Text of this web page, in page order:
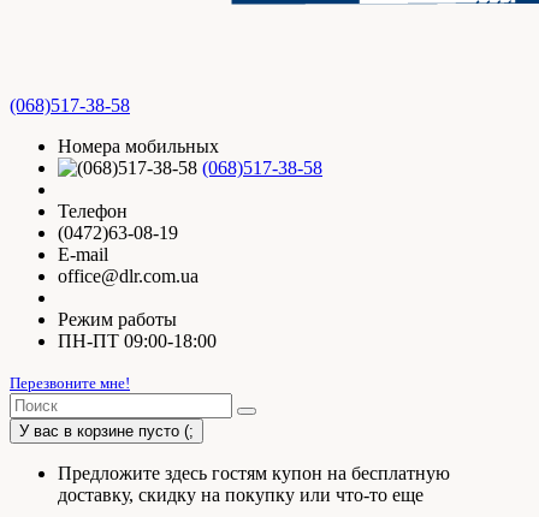
(068)517-38-58
Номера мобильных
(068)517-38-58
Телефон
(0472)63-08-19
E-mail
office@dlr.com.ua
Режим работы
ПН-ПТ 09:00-18:00
Перезвоните мне!
У вас в корзине пусто (;
Предложите здесь гостям купон на бесплатную
доставку, скидку на покупку или что-то еще